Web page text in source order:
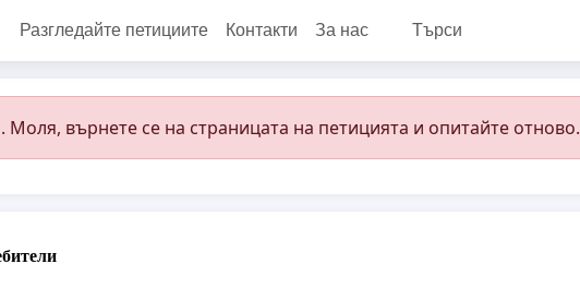
Разгледайте петициите Контакти За нас Търси
върнете се на страницата на петицията и опитайте отново.